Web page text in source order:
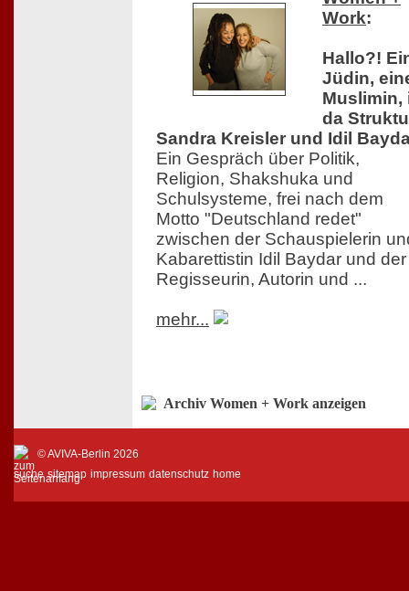
Work:
Hallo?!
Jüdin,
Muslimin,
da
Sandra Kreisler und Idil
Ein Gespräch über Politik,
Religion, Shakshuka und
Schulsysteme, frei nach dem
Motto "Deutschland redet"
zwischen der Schauspielerin
Kabarettistin Idil Baydar und der
Regisseurin, Autorin und ...
mehr...
Archiv Women + Work anzeigen
© AVIVA-Berlin 2026
suche sitemap impressum datenschutz home